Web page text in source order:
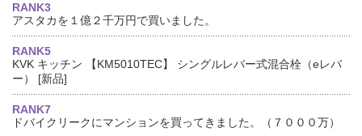
RANK3
アスタカを１億２千万円で買いました。
RANK5
KVK キッチン 【KM5010TEC】 シングルレバー式混合栓（eレバ
ー） [新品]
RANK7
ドバイクリークにマンションを買ってきました。（７０００万）